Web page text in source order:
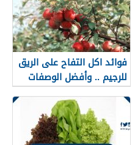
فوائد اكل التفاح على الريق
للرجيم .. وأفضل الوصفات
للتفاح